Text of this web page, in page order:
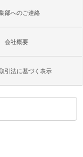
部へのご連絡
会社概要
引法に基づく表示